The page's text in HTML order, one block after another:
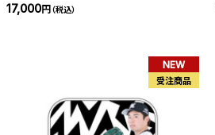
17,000円（税込）
NEW
受注商品